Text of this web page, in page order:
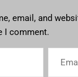
email, and
I comment.